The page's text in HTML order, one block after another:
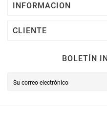
INFORMACION
CLIENTE
BOLETÍN